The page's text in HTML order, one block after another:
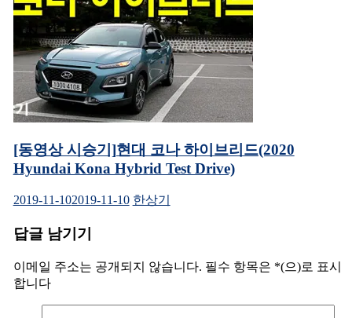
[동영상 시승기]현대 코나 하이브리드(2020
Hyundai Kona Hybrid Test Drive)
2019-11-102019-11-10 한상기
답글 남기기
이메일 주소는 공개되지 않습니다. 필수 항목은 *(으)로 표시
합니다